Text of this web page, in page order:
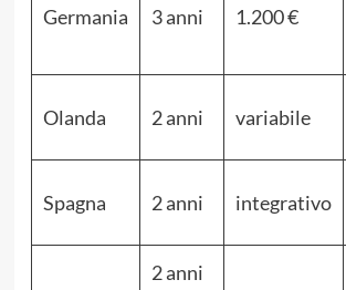
Germania 3 anni 1.200 €
Olanda 2 anni variabile
Spagna 2 anni integrativo
2 anni